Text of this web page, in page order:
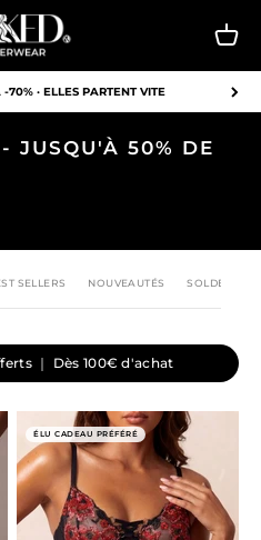
Underwear EU
Voir
70% · ELLES PARTENT VITE
JUSQU'À 50% DE
SELLERS NOUVEAUTÉS SOLDES
｜ Dès 100€ d'achat
ÉLU CADEAU PRÉFÉRÉ